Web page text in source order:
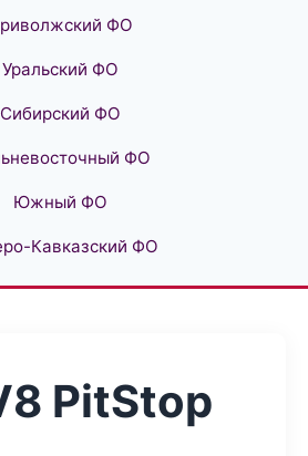
ФО
Уральский ФО
Сибирский ФО
ФО
Южный ФО
Кавказский ФО
PitStop